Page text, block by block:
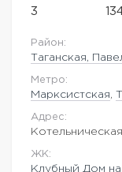
3
Район:
Таганская,
Метро:
Марксистская
Адрес:
ЖK:
Клубный Дом